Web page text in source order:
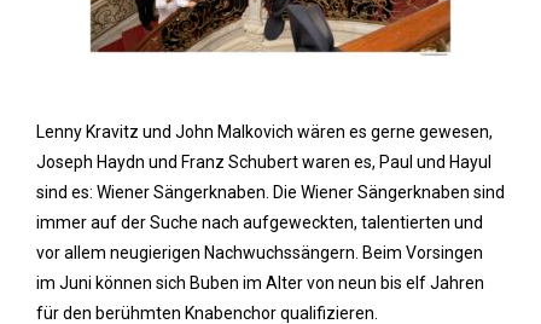
Lenny Kravitz und John Malkovich wären es gerne gewesen,
Joseph Haydn und Franz Schubert waren es, Paul und Hayul
sind es: Wiener Sängerknaben. Die Wiener Sängerknaben sind
immer auf der Suche nach aufgeweckten, talentierten und
vor allem neugierigen Nachwuchssängern. Beim Vorsingen
im Juni können sich Buben im Alter von neun bis elf Jahren
für den berühmten Knabenchor qualifizieren.